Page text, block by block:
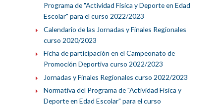
Programa de "Actividad Física y Deporte en Edad
Escolar" para el curso 2022/2023
Calendario de las Jornadas y Finales Regionales
curso 2020/2023
Ficha de participación en el Campeonato de
Promoción Deportiva curso 2022/2023
Jornadas y Finales Regionales curso 2022/2023
Normativa del Programa de "Actividad Física y
Deporte en Edad Escolar" para el curso